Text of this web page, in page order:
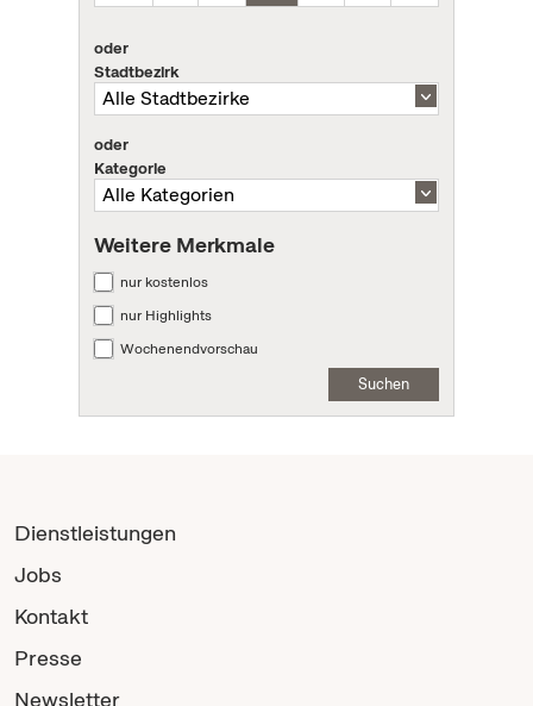
oder
Stadtbezirk
oder
Kategorie
Weitere Merkmale
nur kostenlos
nur Highlights
Wochenendvorschau
Suchen
Dienstleistungen
Jobs
Kontakt
Presse
Newsletter